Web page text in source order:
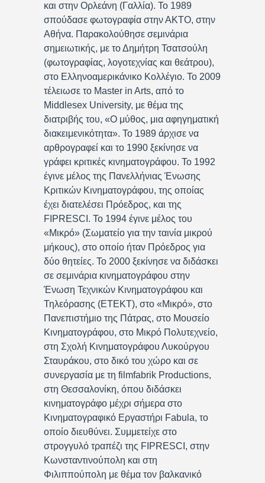
και στην Ορλεάνη (Γαλλία). Το 1989
σπούδασε φωτογραφία στην ΑΚΤΟ, στην
Αθήνα. Παρακολούθησε σεμινάρια
σημειωτικής, με το Δημήτρη Τσατσούλη
(φωτογραφίας, λογοτεχνίας και θεάτρου),
στο Ελληνοαμερικάνικο Κολλέγιο. Το 2009
τέλειωσε το Master in Arts, από το
Middlesex University, με θέμα της
διατριβής του, «Ο μύθος, μια αφηγηματική
διακειμενικότητα». Το 1989 άρχισε να
αρθρογραφεί και το 1990 ξεκίνησε να
γράφει κριτικές κινηματογράφου. Το 1992
έγινε μέλος της Πανελλήνιας Ένωσης
Κριτικών Κινηματογράφου, της οποίας
έχει διατελέσει Πρόεδρος, και της
FIPRESCI. Το 1994 έγινε μέλος του
«Μικρό» (Σωματείο για την ταινία μικρού
μήκους), στο οποίο ήταν Πρόεδρος για
δύο θητείες. Το 2000 ξεκίνησε να διδάσκει
σε σεμινάρια κινηματογράφου στην
Ένωση Τεχνικών Κινηματογράφου και
Τηλεόρασης (ΕΤΕΚΤ), στο «Μικρό», στο
Πανεπιστήμιο της Πάτρας, στο Μουσείο
Κινηματογράφου, στο Μικρό Πολυτεχνείο,
στη Σχολή Κινηματογράφου Λυκούργου
Σταυράκου, στο δικό του χώρο και σε
συνεργασία με τη filmfabrik Productions,
στη Θεσσαλονίκη, όπου διδάσκει
κινηματογράφο μέχρι σήμερα στο
Κινηματογραφικό Εργαστήρι Fabula, το
οποίο διευθύνει. Συμμετείχε στο
στρογγυλό τραπέζι της FIPRESCI, στην
Κωνσταντινούπολη και στη
Φιλιππούπολη με θέμα τον βαλκανικό